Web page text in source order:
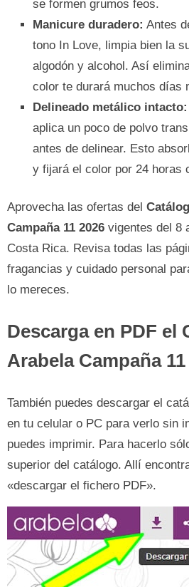
se formen grumos feos.
Manicure duradero: Antes
tono In Love, limpia bien la
algodón y alcohol. Así
color te durará muchos días
Delineado metálico intacto:
aplica un poco de polvo
antes de delinear. Esto
y fijará el color por 24 horas
Aprovecha las ofertas del
Campaña 11 2026 vigentes del 8
Costa Rica. Revisa todas las
fragancias y cuidado personal
lo mereces.
Descarga en PDF el
Arabela Campaña 11
También puedes descargar el
en tu celular o PC para verlo sin
puedes imprimir. Para hacerlo
superior del catálogo. Allí
«descargar el fichero PDF».